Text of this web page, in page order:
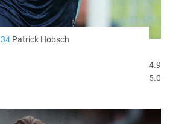
34 Patrick Hobsch
4.9
5.0